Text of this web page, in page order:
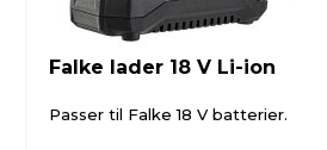
36 minutter 20 minutter
Falke lader 18 V Li-ion
Passer til Falke 18 V batterier.